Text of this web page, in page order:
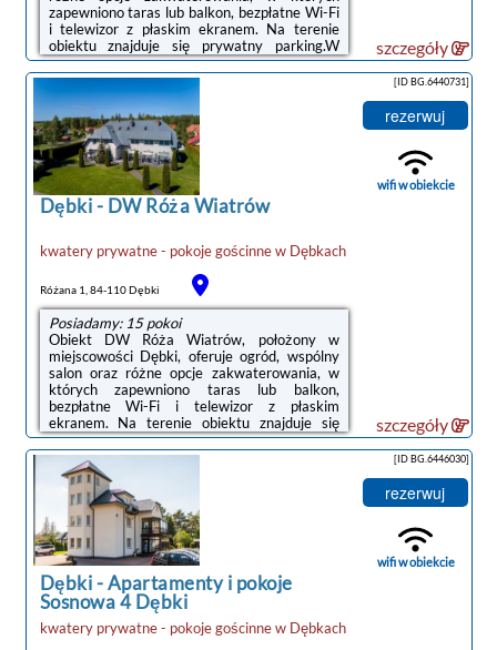
zapewniono taras lub balkon, bezpłatne Wi-Fi
i telewizor z płaskim ekranem. Na terenie
obiektu znajduje się prywatny parking.W
niektórych opcjach zakwaterowania znajduje
się także aneks kuchenny z zmywarką i płytą
kuchenną.Na terenie obiektu Danusia
dostępny jest plac zabaw i sprzęt do
grillowania.Odległość ważnych miejsc od
obiektu: Plaża w Dębkach – niecały kilometr.
Lotnisko Lotnisko Gdańsk-Rębiechowo
znajduje się 69 km od obiektu.Doba hotelowa
...
szczegóły
Dębki- DW Róża Wiatrów
kwatery prywatne - pokoje gościnnew Dębkach
Różana 1, 84-110 Dębki
Posiadamy: 15 pokoi
Obiekt DW Róża Wiatrów, położony w
miejscowości Dębki, oferuje ogród, wspólny
salon oraz różne opcje zakwaterowania, w
których zapewniono taras lub balkon,
bezpłatne Wi-Fi i telewizor z płaskim
ekranem. Na terenie obiektu znajduje się
prywatny parking.Wyposażenie obejmuje
również lodówkę, ekspres do kawy i
czajnik.Obiekt dysponuje sprzętem do
grillowania.Na miejscu znajduje się plac
zabaw oraz klub dla dzieci, w którym na
najmłodszych czekają różne gry i
zabawy.Odległość ważnych miejsc od
obiektu: Plaża w Dębkach – 1 km, Dworzec
kolejowy – 50 km. Lotnisko Lotnisko ...
[ID BG.6440731]
rezerwuj
wifi w obiekcie
szczegóły
Dębki-Apartamenty i pokoje
Sosnowa 4 Dębki
kwatery prywatne - pokoje gościnnew Dębkach
[ID BG.6446030]
rezerwuj
wifi w obiekcie